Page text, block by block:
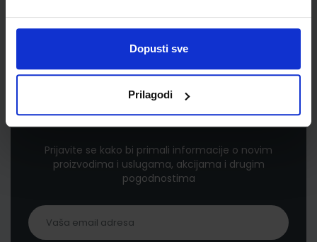
Dopusti sve
Prilagodi
Newsletter prijava
Prijavite se kako bi primali informacije o novim
proizvodima i uslugama, akcijama i drugim
pogodnostima